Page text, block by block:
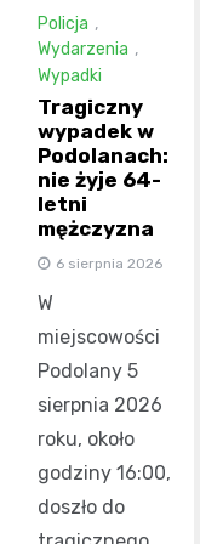
Policja ,
Wydarzenia ,
Wypadki
Tragiczny
wypadek w
Podolanach:
nie żyje 64-
letni
mężczyzna
6 sierpnia 2026
W
miejscowości
Podolany 5
sierpnia 2026
roku, około
godziny 16:00,
doszło do